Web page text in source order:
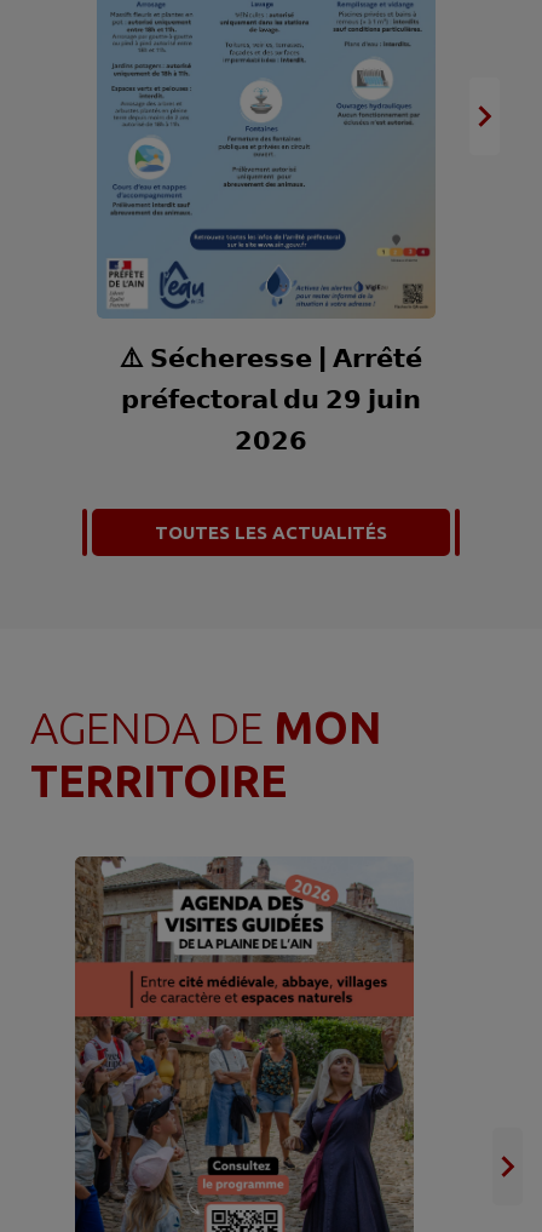
⚠️ 𝗦𝗲́𝗰𝗵𝗲𝗿𝗲𝘀𝘀𝗲 | 𝗔𝗿𝗿𝗲̂𝘁𝗲́
𝗽𝗿𝗲́𝗳𝗲𝗰𝘁𝗼𝗿𝗮𝗹 𝗱𝘂 𝟮𝟵 𝗷𝘂𝗶𝗻
𝟮𝟬𝟮𝟲
TOUTES LES ACTUALITÉS
AGENDA DE MON
TERRITOIRE